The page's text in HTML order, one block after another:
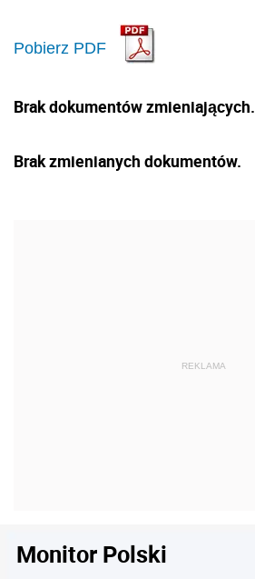
Pobierz PDF
Brak dokumentów zmieniających.
Brak zmienianych dokumentów.
Monitor Polski